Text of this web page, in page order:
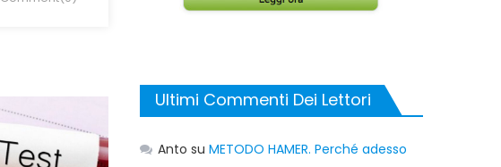
Ultimi Commenti Dei Lettori
Anto suMETODO HAMER. Perché adesso